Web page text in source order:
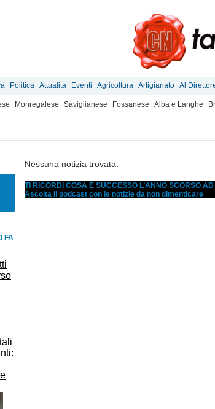
Politica Attualità Eventi Agricoltura Artigianato Al
Monregalese Saviglianese Fossanese Alba e Langhe
FA
Nessuna notizia trovata.
TI RICORDI COSA È SUCCESSO L’ANNO SCORSO
Ascolta il podcast con le notizie da non dimenticare